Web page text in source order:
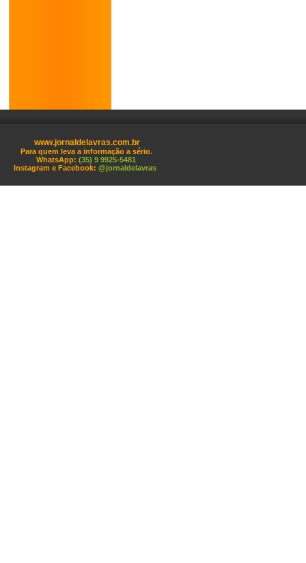
www.jornaldelavras.com.br
Para quem leva a informação a sério.
WhatsApp: (35) 9 9925-5481
Instagram e Facebook: @jornaldelavras